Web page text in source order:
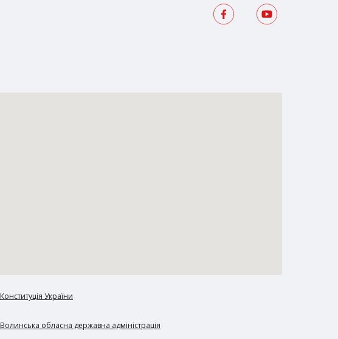
Конституція України
Волинська обласна державна адміністрація